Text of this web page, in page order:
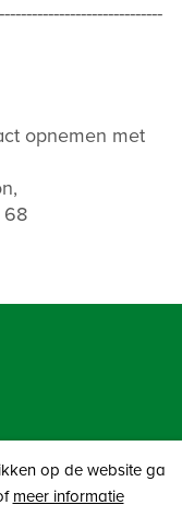
opnemen met
68
op de website ga
meer informatie